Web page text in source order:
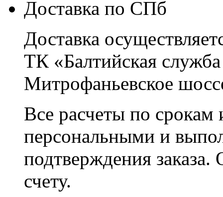
Доставка по СПб
Доставка
ТК «Балтийская
Митрофаньевское
Все расчеты по срокам
персональными и
подтверждения заказа.
счету.